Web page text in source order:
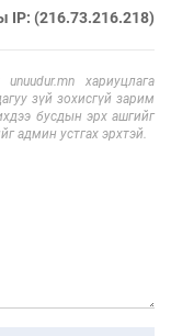
IP: (216.73.216.218)
хариуцлага
зүй зохисгүй зарим
бусдын эрх ашгийг
админ устгах эрхтэй.